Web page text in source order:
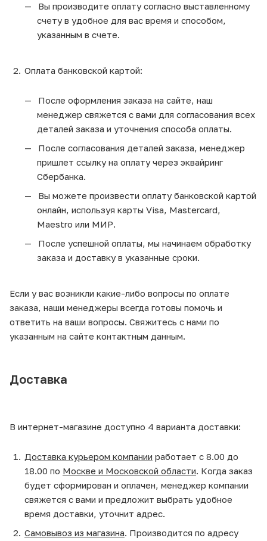
Вы производите оплату согласно выставленному
счету в удобное для вас время и способом,
указанным в счете.
Оплата банковской картой:
После оформления заказа на сайте, наш
менеджер свяжется с вами для согласования всех
деталей заказа и уточнения способа оплаты.
После согласования деталей заказа, менеджер
пришлет ссылку на оплату через эквайринг
Сбербанка.
Вы можете произвести оплату банковской картой
онлайн, используя карты Visa, Mastercard,
Maestro или МИР.
После успешной оплаты, мы начинаем обработку
заказа и доставку в указанные сроки.
Если у вас возникли какие-либо вопросы по оплате
заказа, наши менеджеры всегда готовы помочь и
ответить на ваши вопросы. Свяжитесь с нами по
указанным на сайте контактным данным.
Доставка
В интернет-магазине доступно 4 варианта доставки:
Доставка курьером компании работает с 8.00 до
18.00 по Москве и Московской области. Когда заказ
будет сформирован и оплачен, менеджер компании
свяжется с вами и предложит выбрать удобное
время доставки, уточнит адрес.
Самовывоз из магазина. Производится по адресу